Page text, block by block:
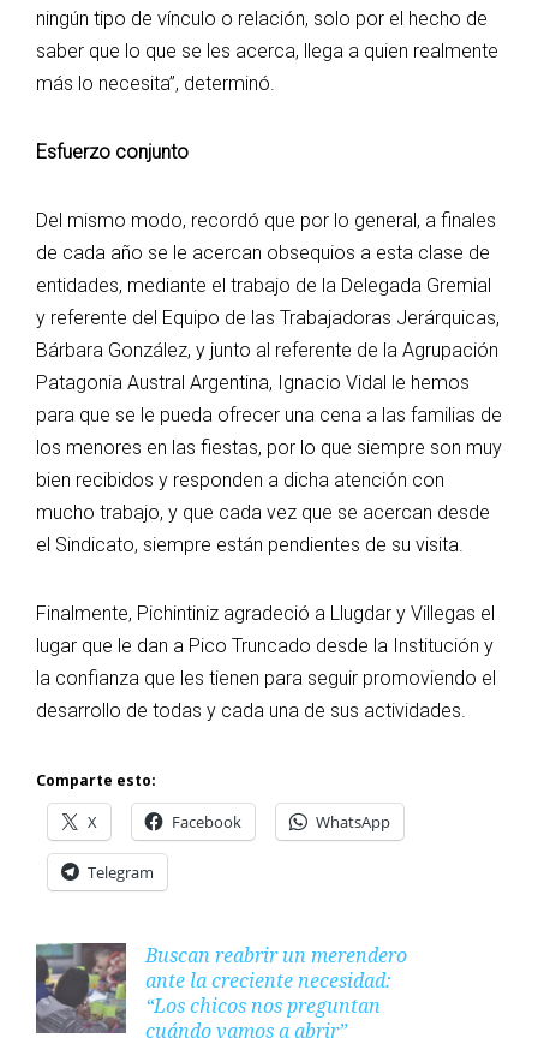
ningún tipo de vínculo o relación, solo por el hecho de
saber que lo que se les acerca, llega a quien realmente
más lo necesita”, determinó.
Esfuerzo conjunto
Del mismo modo, recordó que por lo general, a finales
de cada año se le acercan obsequios a esta clase de
entidades, mediante el trabajo de la Delegada Gremial
y referente del Equipo de las Trabajadoras Jerárquicas,
Bárbara González, y junto al referente de la Agrupación
Patagonia Austral Argentina, Ignacio Vidal le hemos
para que se le pueda ofrecer una cena a las familias de
los menores en las fiestas, por lo que siempre son muy
bien recibidos y responden a dicha atención con
mucho trabajo, y que cada vez que se acercan desde
el Sindicato, siempre están pendientes de su visita.
Finalmente, Pichintiniz agradeció a Llugdar y Villegas el
lugar que le dan a Pico Truncado desde la Institución y
la confianza que les tienen para seguir promoviendo el
desarrollo de todas y cada una de sus actividades.
Comparte esto:
X Facebook WhatsApp
Telegram
Buscan reabrir un merendero
ante la creciente necesidad:
“Los chicos nos preguntan
cuándo vamos a abrir”